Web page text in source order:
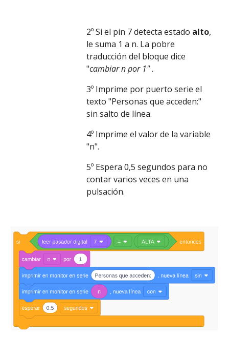
2º Si el pin 7 detecta estado alto,
le suma 1 a n. La pobre
traducción del bloque dice
"cambiar n por 1" .
3º Imprime por puerto serie el
texto "Personas que acceden:"
sin salto de línea.
4º Imprime el valor de la variable
"n".
5º Espera 0,5 segundos para no
contar varios veces en una
pulsación.